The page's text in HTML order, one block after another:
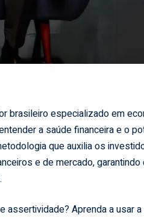
brasileiro especializado em
a saúde financeira e o
que auxilia os
e de mercado,
assertividade? Aprenda a usar